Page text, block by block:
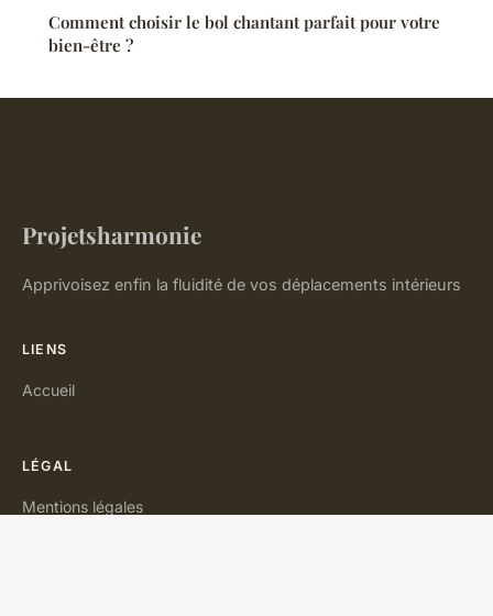
Comment choisir le bol chantant parfait pour votre
bien-être ?
Projetsharmonie
Apprivoisez enfin la fluidité de vos déplacements intérieurs
LIENS
Accueil
LÉGAL
Mentions légales